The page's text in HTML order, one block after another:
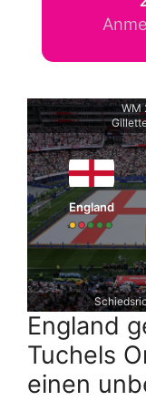
WM
England
England
Tuchels
einen